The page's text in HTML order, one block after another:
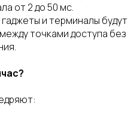
от 2 до 50 мс.
и терминалы будут
точками доступа без